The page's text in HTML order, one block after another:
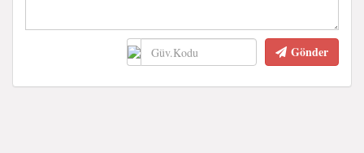
Gönder